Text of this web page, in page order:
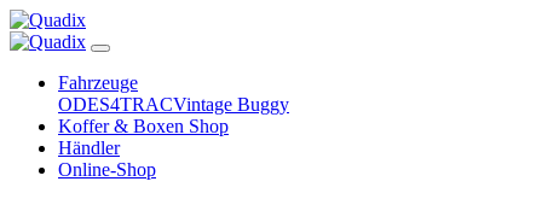
Fahrzeuge
ODES4TRACVintage Buggy
Koffer & Boxen Shop
Händler
Online-Shop